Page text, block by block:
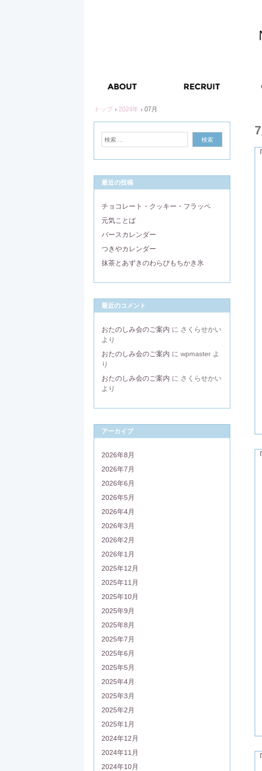
トップ › 2024年 › 07月
最近の投稿
チョコレート・クッキー・フラッペ
元気ことば
バースカレンダー
つきやカレンダー
抹茶とあずきのわらびもちかき氷
最近のコメント
おたのしみ会のご案内 に さくらせかい
より
おたのしみ会のご案内 に wpmaster よ
り
おたのしみ会のご案内 に さくらせかい
より
アーカイブ
2026年8月
2026年7月
2026年6月
2026年5月
2026年4月
2026年3月
2026年2月
2026年1月
2025年12月
2025年11月
2025年10月
2025年9月
2025年8月
2025年7月
2025年6月
2025年5月
2025年4月
2025年3月
2025年2月
2025年1月
2024年12月
2024年11月
2024年10月